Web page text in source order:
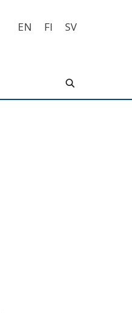
EN FI SV